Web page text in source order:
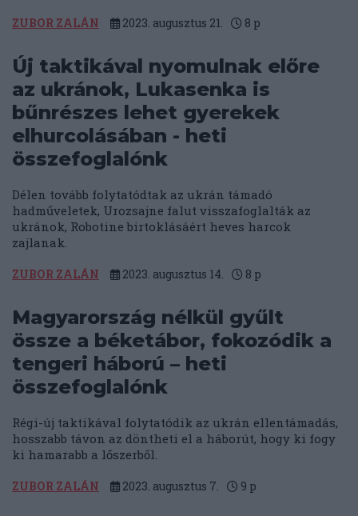
ZUBOR ZALÁN 2023. augusztus 21. 8 p
Új taktikával nyomulnak előre
az ukránok, Lukasenka is
bűnrészes lehet gyerekek
elhurcolásában - heti
összefoglalónk
Délen tovább folytatódtak az ukrán támadó
hadműveletek, Urozsajne falut visszafoglalták az
ukránok, Robotine birtoklásáért heves harcok
zajlanak.
ZUBOR ZALÁN 2023. augusztus 14. 8 p
Magyarország nélkül gyűlt
össze a béketábor, fokozódik a
tengeri háború – heti
összefoglalónk
Régi-új taktikával folytatódik az ukrán ellentámadás,
hosszabb távon az döntheti el a háborút, hogy ki fogy
ki hamarabb a lőszerből.
ZUBOR ZALÁN 2023. augusztus 7. 9 p